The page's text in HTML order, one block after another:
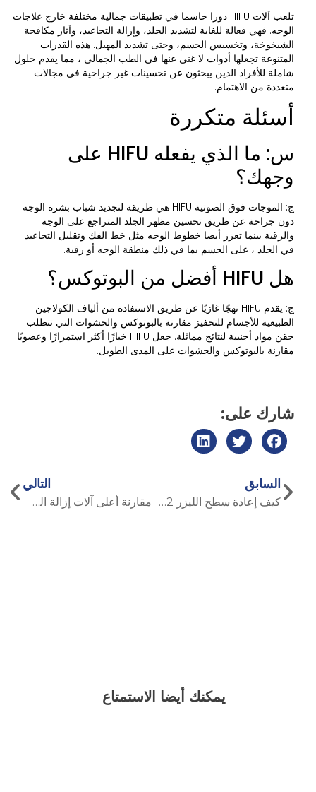
تلعب آلات HIFU دورا حاسما في تطبيقات جمالية مختلفة خارج علاجات
الوجه. فهي فعالة للغاية لتشديد الجلد، وإزالة التجاعيد، وآثار مكافحة
الشيخوخة، وتخسيس الجسم، وحتى تشديد المهبل. هذه القدرات
المتنوعة تجعلها أدوات لا غنى عنها في الطب الجمالي ، مما يقدم حلول
شاملة للأفراد الذين يبحثون عن تحسينات غير جراحية في مجالات
متعددة من الاهتمام.
أسئلة متكررة
س: ما الذي يفعله HIFU على
وجهك؟
ج: الموجات فوق الصوتية HIFU هي طريقة لتجديد شباب بشرة الوجه
دون جراحة عن طريق تحسين مظهر الجلد المتراجع على الوجه
والرقبة بينما تعزز أيضا خطوط الوجه مثل خط الفك وتقليل التجاعيد
في الجلد ، على الجسم بما في ذلك منطقة الوجه أو رقبة.
هل HIFU أفضل من البوتوكس؟
ج: يقدم HIFU نهجًا غازيًا عن طريق الاستفادة من ألياف الكولاجين
الطبيعية للأجسام للتحفيز مقارنة بالبوتوكس والحشوات التي تتطلب
حقن مواد أجنبية لنتائج مماثلة. جعل HIFU خيارًا أكثر استمرارًا وعضويًا
مقارنة بالبوتوكس والحشوات على المدى الطويل.
شارك على:
السابق
كيف إعادة سطح الليزر CO2 يثير تقنيات إزالة الندوب
التالي
مقارنة أعلى آلات إزالة الشعر بالليزر للصالونات & العيادات
يمكنك أيضا الاستمتاع